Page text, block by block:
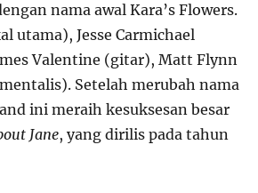
nama awal Kara’s Flowers.
utama), Jesse Carmichael
Valentine (gitar), Matt Flynn
Setelah merubah nama
ini meraih kesuksesan besar
Jane, yang dirilis pada tahun